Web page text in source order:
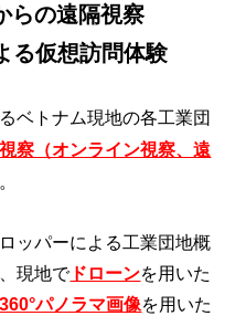
らの遠隔視察
る仮想訪問体験
ベトナム現地の各工業団
察（オンライン視察、遠
ッパーによる工業団地概
現地でドローンを用いた
360°パノラマ画像を用いた